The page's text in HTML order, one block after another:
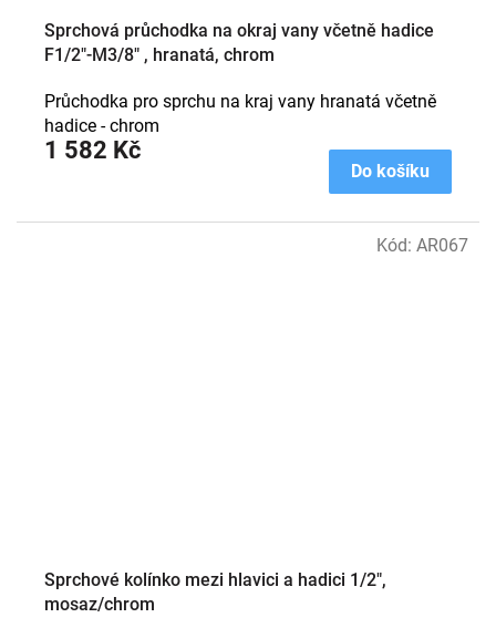
Sprchová průchodka na okraj vany včetně hadice
F1/2"-M3/8" , hranatá, chrom
1 582 Kč
Do košíku
Průchodka pro sprchu na kraj vany hranatá včetně
hadice - chrom
Sprchové kolínko mezi hlavici a hadici 1/2",
mosaz/chrom
Kód: AR067